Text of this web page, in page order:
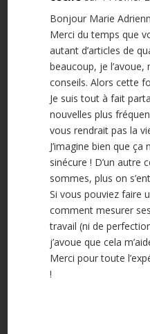
Bonjour Marie
Merci du temps que
autant d’articles de
beaucoup, je
conseils. Alors cette
Je suis tout à fait
nouvelles plus
vous rendrait pas la
J’imagine bien que
sinécure ! D’un autre
sommes, plus on
Si vous pouviez faire
comment mesurer
travail (ni de
j’avoue que cela
Merci pour toute
!